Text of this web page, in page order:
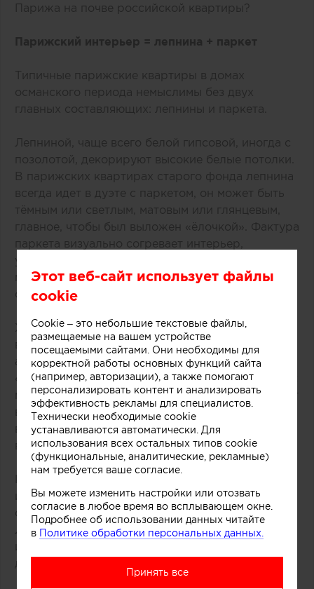
Парижа на почве российской квартиры?
Парижский интерьер = лепнина + паркет
Типичные парижские квартиры в домах
османского периода немыслимы без двух
главных составляющих: лепнины и паркета.
Лепниной, чаще всего белой гипсовой, иногда с
позолотой, декорируют высокие белые потолки.
В парижских квартирах старого фонда лепнина
всегда идет в дуэте с паркетом, он может быть
тёмным или светлым, матовым или глянцевым,
главное, чтобы был выложен «‎ёлочкой». Фактура
паркета визуально согревает интерьер,
уравновешивая «‎прохладный» эффект
минималистичных светлых стен — ещё одной
составляющей парижского стиля в интерьере.
Характерная цветовая гамма всегда светлая, как
в стиле прованс, контрасты и яркие цветовые
акценты встречаются редко. Распространенные
«‎парижские» оттенки: белый, кремовый и кофе с
молоком. Такая цветовая схема хорошо работает
вместе с большими французскими окнами,
визуально наполняя пространство светом и
воздухом.
К другим узнаваемым элементам французского
интерьера можно отнести камин. В османских
особняках всё ещё обитают наследники эпохи
Людовика XVI — величественные мраморные
или каменные камины, отделанные чугуном и
декорированные лепными завитками.
Этот веб-сайт использует файлы
cookie
Cookie – это небольшие текстовые файлы,
размещаемые на вашем устройстве
посещаемыми сайтами. Они необходимы для
корректной работы основных функций сайта
(например, авторизации), а также помогают
персонализировать контент и анализировать
эффективность рекламы для специалистов.
Технически необходимые cookie
устанавливаются автоматически. Для
использования всех остальных типов cookie
(функциональные, аналитические, рекламные)
нам требуется ваше согласие.
Вы можете изменить настройки или отозвать
согласие в любое время во всплывающем окне.
Подробнее об использовании данных читайте
в Политике обработки персональных данных.
Принять все